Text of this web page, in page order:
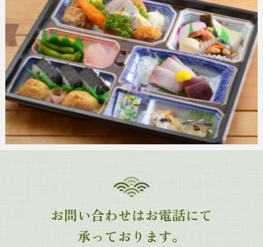
お問い合わせはお電話にて
承っております。